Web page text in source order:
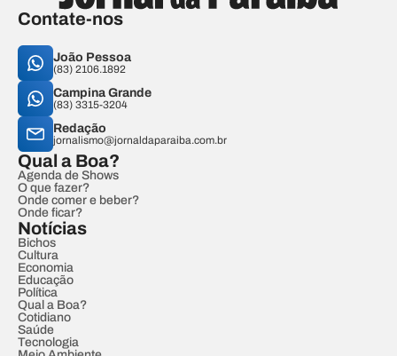
Contate-nos
João Pessoa
(83) 2106.1892
Campina Grande
(83) 3315-3204
Redação
jornalismo@jornaldaparaiba.com.br
Qual a Boa?
Agenda de Shows
O que fazer?
Onde comer e beber?
Onde ficar?
Notícias
Bichos
Cultura
Economia
Educação
Política
Qual a Boa?
Cotidiano
Saúde
Tecnologia